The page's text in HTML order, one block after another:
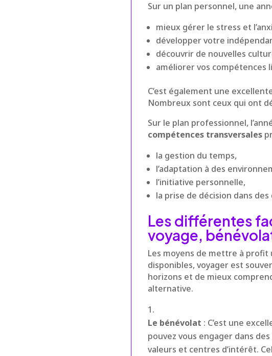
Sur un plan personnel, une
mieux gérer le stress et
développer votre
découvrir de nouvelles
améliorer vos compétences
C’est également une
Nombreux sont ceux qui ont
Sur le plan professionnel,
compétences transversales
la gestion du temps,
l’adaptation à des
l’initiative personnelle,
la prise de décision dans
Les différentes
voyage,
Les moyens de mettre à profit
disponibles, voyager est
horizons et de mieux
alternative.
Le bénévolat : C’est une
pouvez vous engager dans
valeurs et centres d’intérêt.